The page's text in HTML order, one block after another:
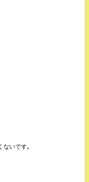
ないです｡